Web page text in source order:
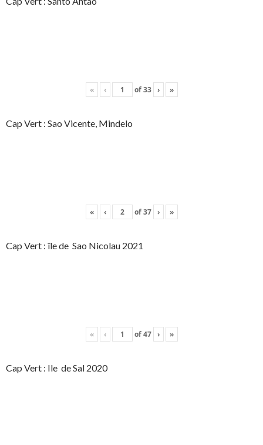
« ‹ of33 › »
Cap Vert : Sao Vicente, Mindelo
« ‹ of37 › »
Cap Vert : île de Sao Nicolau 2021
« ‹ of47 › »
Cap Vert : Ile de Sal 2020